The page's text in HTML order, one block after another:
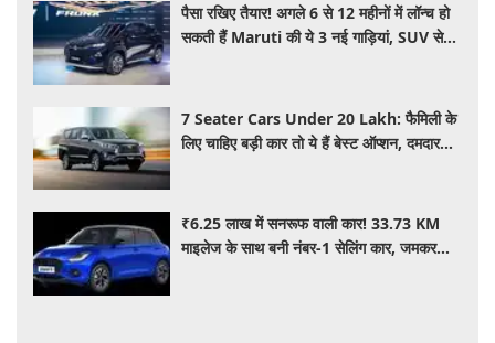
पैसा रखिए तैयार! अगले 6 से 12 महीनों में लॉन्च हो
सकती हैं Maruti की ये 3 नई गाड़ियां, SUV से
7 Seater Cars Under 20 Lakh: फैमिली के
लिए चाहिए बड़ी कार तो ये हैं बेस्ट ऑप्शन, दमदार
₹6.25 लाख में सनरूफ वाली कार! 33.73 KM
माइलेज के साथ बनी नंबर-1 सेलिंग कार, जमकर